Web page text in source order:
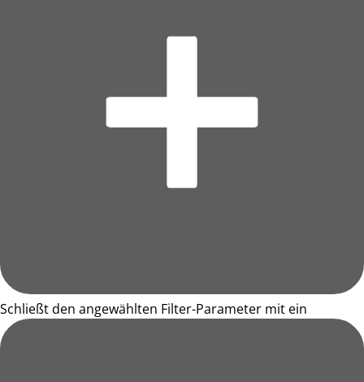
Schließt den angewählten Filter-Parameter mit ein